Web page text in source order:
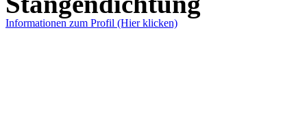
Informationen zum Profil (Hier klicken)